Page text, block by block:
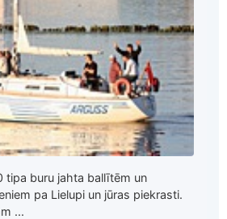
tipa buru jahta ballītēm un
pa Lielupi un jūras piekrasti.
...